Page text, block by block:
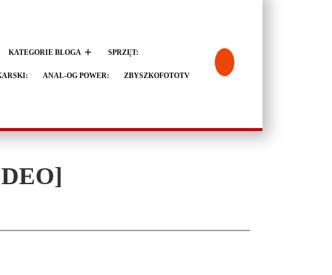
KATEGORIE BLOGA SPRZĘT:
ANAL-OG POWER: ZBYSZKOFOTOTV